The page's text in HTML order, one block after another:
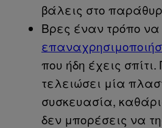
βάλεις στο
Βρες έναν τρόπο να
που ήδη έχεις
τελειώσει μία
συσκευασία,
δεν μπορέσεις να